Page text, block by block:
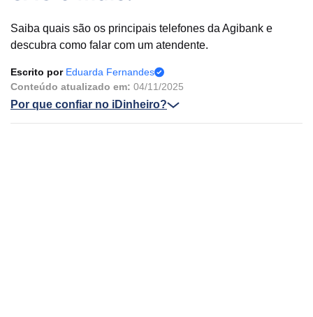
Saiba quais são os principais telefones da Agibank e
descubra como falar com um atendente.
Escrito por Eduarda Fernandes
Conteúdo atualizado em: 04/11/2025
Por que confiar no iDinheiro?